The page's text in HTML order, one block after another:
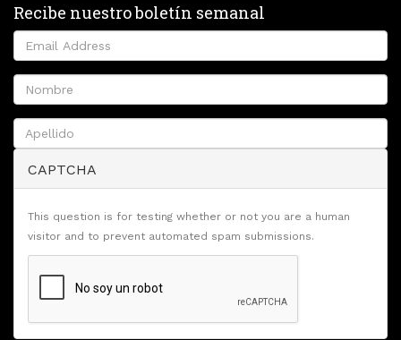
Recibe nuestro boletín semanal
CAPTCHA
This question is for testing whether or not you are a human
visitor and to prevent automated spam submissions.